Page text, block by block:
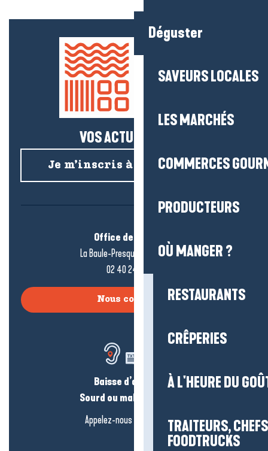
Déguster
SAVEURS LOCALES
LES MARCHÉS
COMMERCES
PRODUCTEURS
OÙ MANGER ?
RESTAURANTS
CRÊPERIES
À L'HEURE DU
TRAITEURS,
FOODTRUCKS
VOS ACTUS SALÉES !
Je m’inscris à la newsletter
Office de tourisme
La Baule-Presqu’île de Guérande
02 40 24 34 44
Nous contacter
Baisse d’audition ?
Sourd ou malentendant ?
Appelez-nous en
cliquant-ici